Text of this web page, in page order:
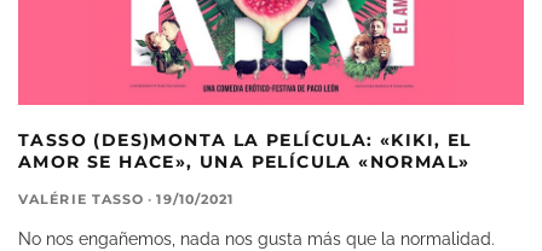
TASSO (DES)MONTA LA PELÍCULA: «KIKI, EL
AMOR SE HACE», UNA PELÍCULA «NORMAL»
VALÉRIE TASSO · 19/10/2021
No nos engañemos, nada nos gusta más que la normalidad.